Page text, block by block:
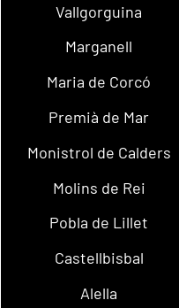
Vallgorguina
Marganell
Maria de Corcó
Premià de Mar
Monistrol de Calders
Molins de Rei
Pobla de Lillet
Castellbisbal
Alella